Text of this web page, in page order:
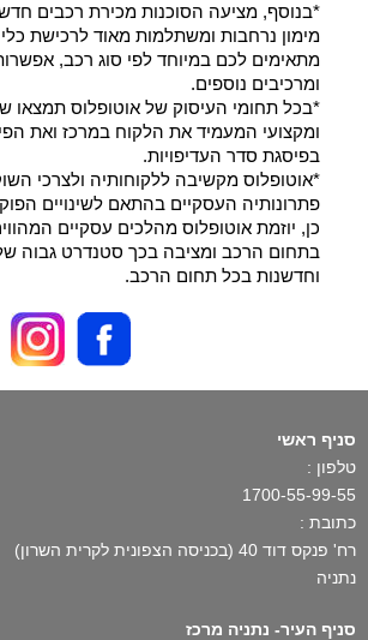
*בנוסף, מציעה הסוכנות מכירת רכבים
מימון נרחבות ומשתלמות מאוד לרכישת
מתאימים לכם במיוחד לפי סוג רכב,
ומרכיבים נוספים.
*בכל תחומי העיסוק של אוטופלוס תמצאו
ומקצועי המעמיד את הלקוח במרכז ואת
בפיסגת סדר העדיפויות.
*אוטופלוס מקשיבה ללקוחותיה ולצרכי
פתרונותיה העסקיים בהתאם לשינויים
כן, יוזמת אוטופלוס מהלכים עסקיים
בתחום הרכב ומציבה בכך סטנדרט גבוה
וחדשנות בכל תחום הרכב.
סניף ראשי
טלפון :
1700-55-99-55
כתובת :
רח' פנקס דוד 40 (בכניסה הצפונית לקרית השרון)
נתניה
סניף העיר- נתניה מרכז